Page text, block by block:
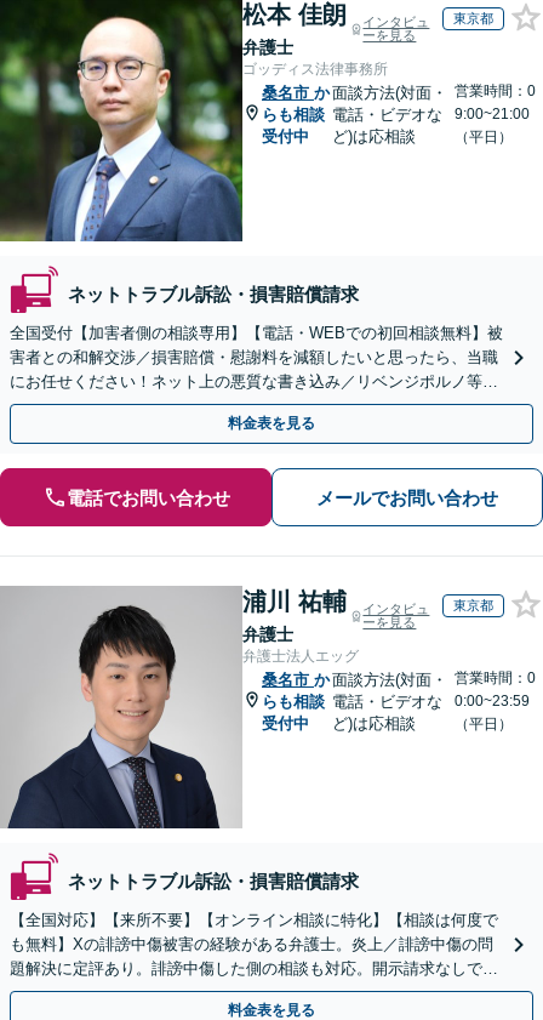
松本 佳朗
弁護士
インタビュ
ーを見る
東京都
ゴッディス法律事務所
桑名市 か
らも相談
受付中
面談方法(対面・
電話・ビデオな
ど)は応相談
営業時間：0
9:00~21:00
（平日）
ネットトラブル訴訟・損害賠償請求
全国受付【加害者側の相談専用】【電話・WEBでの初回相談無料】被
害者との和解交渉／損害賠償・慰謝料を減額したいと思ったら、当職
にお任せください！ネット上の悪質な書き込み／リベンジポルノ等、
代表弁護士が最後まで対応【関東エリア以外の相談も可】
料金表を見る
電話でお問い合わせ メールでお問い合わせ
浦川 祐輔
弁護士
インタビュ
ーを見る
東京都
弁護士法人エッグ
桑名市 か
らも相談
受付中
面談方法(対面・
電話・ビデオな
ど)は応相談
営業時間：0
0:00~23:59
（平日）
ネットトラブル訴訟・損害賠償請求
【全国対応】【来所不要】【オンライン相談に特化】【相談は何度で
も無料】Xの誹謗中傷被害の経験がある弁護士。炎上／誹謗中傷の問
題解決に定評あり。誹謗中傷した側の相談も対応。開示請求なしで本
人の特定ができる場合もあり。
料金表を見る